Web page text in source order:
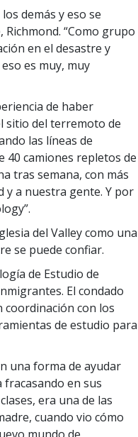
demás y eso se
“Como grupo
en el desastre y
es muy, muy
de haber
sitio del terremoto de
las líneas de
40 camiones repletos de
tras semana, con más
y a nuestra gente. Y por
del Valley como una
se puede confiar.
de Estudio de
El condado
coordinación con los
de estudio para
una forma de ayudar
fracasando en sus
era una de las
cuando vio cómo